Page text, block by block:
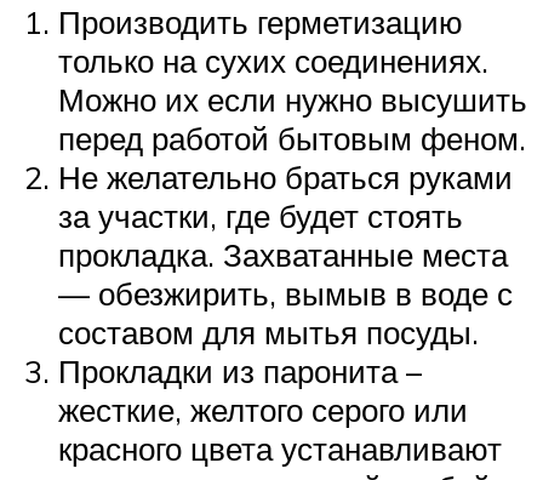
Производить герметизацию
только на сухих соединениях.
Можно их если нужно высушить
перед работой бытовым феном.
Не желательно браться руками
за участки, где будет стоять
прокладка. Захватанные места
— обезжирить, вымыв в воде с
составом для мытья посуды.
Прокладки из паронита –
жесткие, желтого серого или
красного цвета устанавливают